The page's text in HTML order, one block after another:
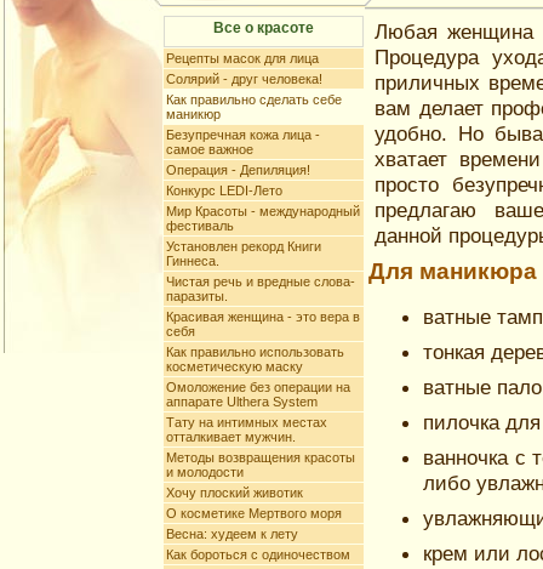
Все о красоте
Рецепты масок для лица
Солярий - друг человека!
Как правильно сделать себе
маникюр
Безупречная кожа лица -
самое важное
Операция - Депиляция!
Конкурс LEDI-Лето
Мир Красоты - международный
фестиваль
Установлен рекорд Книги
Гиннеса.
Чистая речь и вредные слова-
паразиты.
Красивая женщина - это вера в
себя
Как правильно использовать
косметическую маску
Омоложение без операции на
аппарате Ulthera System
Тату на интимных меcтах
отталкивает мужчин.
Методы возвращения красоты
и молодости
Хочу плоский животик
О косметике Мертвого моря
Весна: худеем к лету
Как бороться с одиночеством
Любая женщина
Процедура
приличных
вам делает
удобно. Но
хватает
просто
предлагаю
данной
Для маникюра
ватные
тонкая
ватные
пилочка
ванночка с
либо
крем или